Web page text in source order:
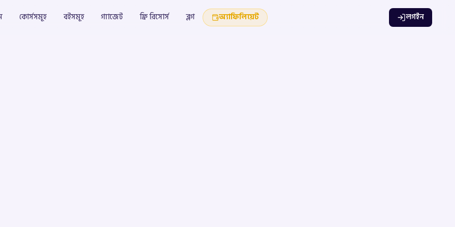
কোর্সসমূহ বইসমূহ গ্যাজেট ফ্রি রিসোর্স ব্লগ অ্যাফিলিয়েট লগইন